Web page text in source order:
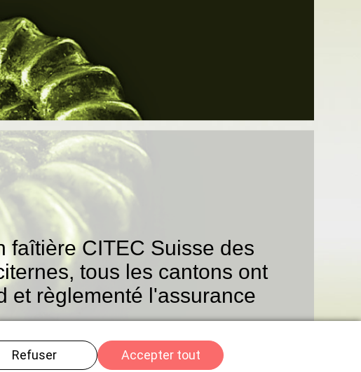
faîtière CITEC Suisse des
tous les cantons ont
et règlementé l'assurance